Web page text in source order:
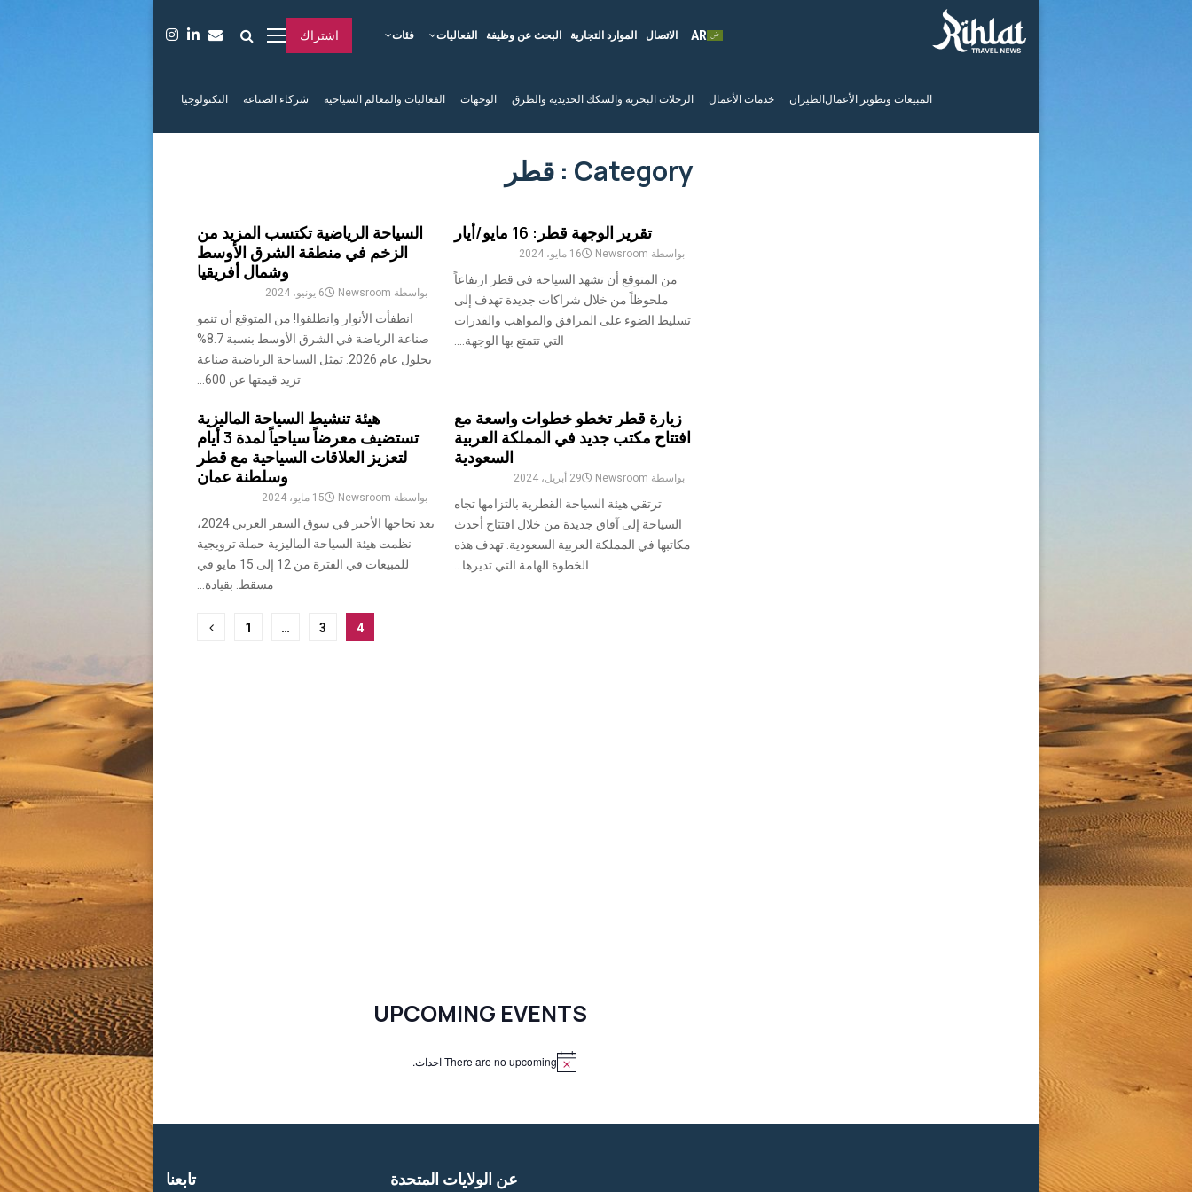
فئات الفعاليات البحث عن وظيفة الموارد التجارية الاتصال اشتراك
المبيعات وتطوير الأعمال الطيران خدمات الأعمال الرحلات البحرية والسكك الحديدية والطرق الوجهات الفعاليات والمعالم السياحية شركاء الصناعة التكنولوجيا
Category : قطر
السياحة الرياضية تكتسب المزيد من
الزخم في منطقة الشرق الأوسط
وشمال أفريقيا
بواسطة Newsroom 6 يونيو، 2024
انطفأت الأنوار وانطلقوا! من المتوقع أن تنمو
صناعة الرياضة في الشرق الأوسط بنسبة 8.7%
بحلول عام 2026. تمثل السياحة الرياضية صناعة
تزيد قيمتها عن 600...
تقرير الوجهة قطر: 16 مايو/أيار
بواسطة Newsroom 16 مايو، 2024
من المتوقع أن تشهد السياحة في قطر ارتفاعاً
ملحوظاً من خلال شراكات جديدة تهدف إلى
تسليط الضوء على المرافق والمواهب والقدرات
التي تتمتع بها الوجهة....
هيئة تنشيط السياحة الماليزية
تستضيف معرضاً سياحياً لمدة 3 أيام
لتعزيز العلاقات السياحية مع قطر
وسلطنة عمان
بواسطة Newsroom 15 مايو، 2024
بعد نجاحها الأخير في سوق السفر العربي 2024،
نظمت هيئة السياحة الماليزية حملة ترويجية
للمبيعات في الفترة من 12 إلى 15 مايو في
مسقط. بقيادة...
زيارة قطر تخطو خطوات واسعة مع
افتتاح مكتب جديد في المملكة العربية
السعودية
بواسطة Newsroom 29 أبريل، 2024
ترتقي هيئة السياحة القطرية بالتزامها تجاه
السياحة إلى آفاق جديدة من خلال افتتاح أحدث
مكاتبها في المملكة العربية السعودية. تهدف هذه
الخطوة الهامة التي تديرها...
1 … 3 4
UPCOMING EVENTS
c
There are no upcoming احداث.
عن الولايات المتحدة تابعنا